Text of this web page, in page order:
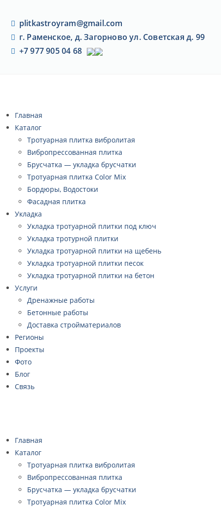
plitkastroyram@gmail.com
г. Раменское, д. Загорново ул. Советская д. 99
+7 977 905 04 68
Главная
Каталог
Тротуарная плитка вибролитая
Вибропрессованная плитка
Брусчатка — укладка брусчатки
Тротуарная плитка Color Mix
Бордюры, Водостоки
Фасадная плитка
Укладка
Укладка тротуарной плитки под ключ
Укладка тротурной плитки
Укладка тротуарной плитки на щебень
Укладка тротуарной плитки песок
Укладка тротуарной плитки на бетон
Услуги
Дренажные работы
Бетонные работы
Доставка стройматериалов
Регионы
Проекты
Фото
Блог
Связь
Главная
Каталог
Тротуарная плитка вибролитая
Вибропрессованная плитка
Брусчатка — укладка брусчатки
Тротуарная плитка Color Mix